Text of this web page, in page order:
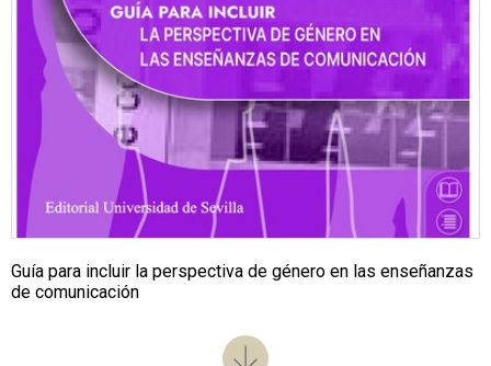
Guía para incluir la perspectiva de género en las enseñanzas
de comunicación